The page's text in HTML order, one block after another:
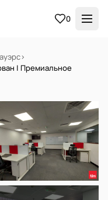
0
›
| Премиальное